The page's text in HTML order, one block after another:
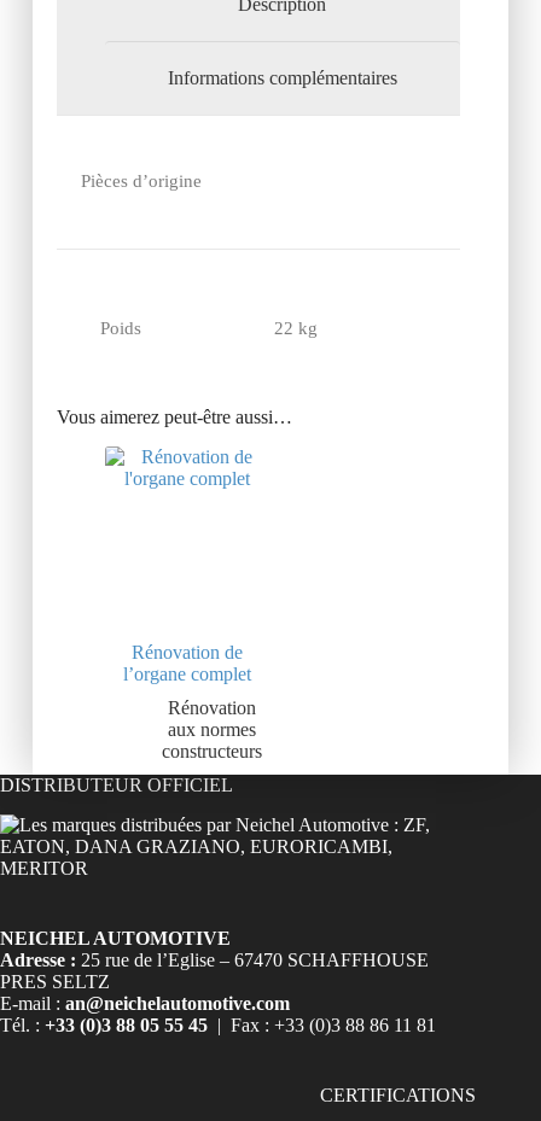
Description
Informations complémentaires
Pièces d’origine
Poids 22 kg
Vous aimerez peut-être aussi…
Rénovation de
l’organe complet
Rénovation
aux normes
constructeurs
DISTRIBUTEUR OFFICIEL
NEICHEL AUTOMOTIVE
Adresse : 25 rue de l’Eglise – 67470 SCHAFFHOUSE
PRES SELTZ
E-mail : an@neichelautomotive.com
Tél. : +33 (0)3 88 05 55 45 | Fax : +33 (0)3 88 86 11 81
CERTIFICATIONS